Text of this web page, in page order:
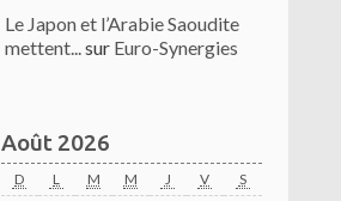
Le Japon et l’Arabie Saoudite
mettent...sur Euro-Synergies
Août 2026
D L M M J V S